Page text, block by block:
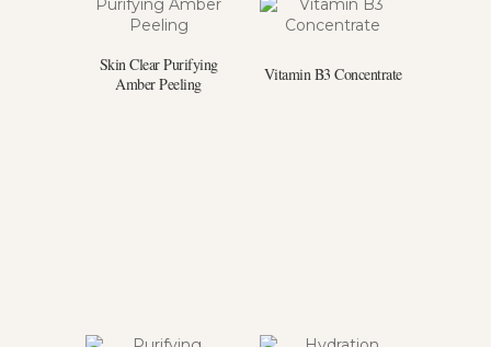
Skin Clear Purifying
Amber Peeling
Vitamin B3 Concentrate